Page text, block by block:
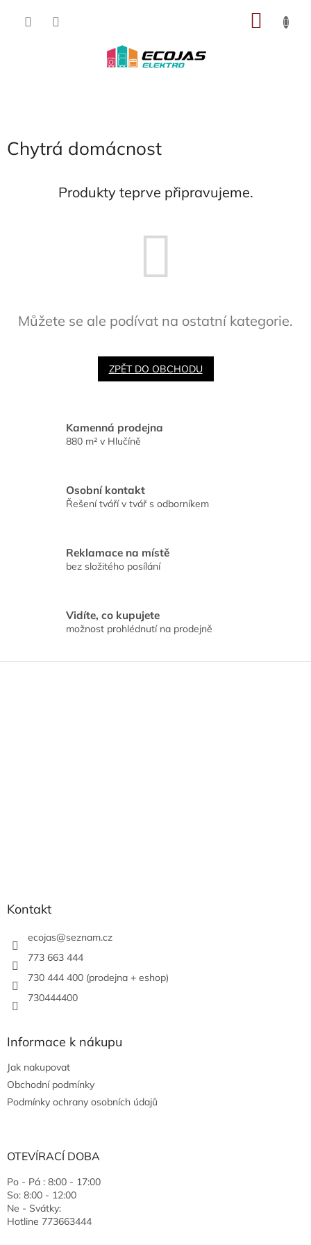
Chytrá domácnost
Produkty teprve připravujeme.
Můžete se ale podívat na ostatní kategorie.
ZPĚT DO OBCHODU
Kamenná prodejna
880 m² v Hlučíně
Osobní kontakt
Řešení tváří v tvář s odborníkem
Reklamace na místě
bez složitého posílání
Vidíte, co kupujete
možnost prohlédnutí na prodejně
Kontakt
ecojas@seznam.cz
773 663 444
730 444 400 (prodejna + eshop)
730444400
Informace k nákupu
Jak nakupovat
Obchodní podmínky
Podmínky ochrany osobních údajů
OTEVÍRACÍ DOBA
Po - Pá : 8:00 - 17:00
So: 8:00 - 12:00
Ne - Svátky:
Hotline 773663444